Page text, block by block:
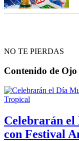
NO TE PIERDAS
Contenido de Ojo
Celebrarán
con Festival